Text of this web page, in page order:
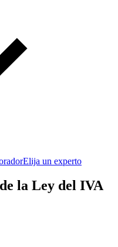
Elija un experto
la Ley del IVA